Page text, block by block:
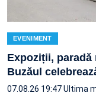
EVENIMENT
Expoziții,
Buzăul
07.08.26 19:47Ultima